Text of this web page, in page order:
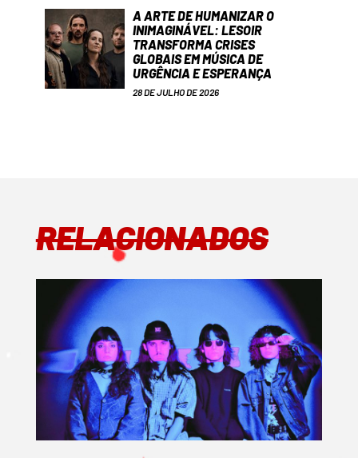
A ARTE DE HUMANIZAR O
INIMAGINÁVEL: LESOIR
TRANSFORMA CRISES
GLOBAIS EM MÚSICA DE
URGÊNCIA E ESPERANÇA
28 DE JULHO DE 2026
RELACIONADOS